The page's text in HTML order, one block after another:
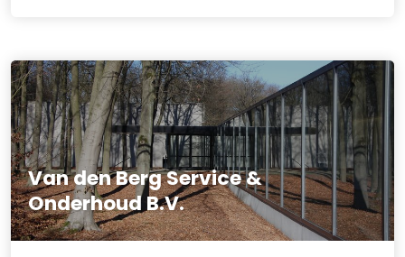
Van den Berg Service &
Onderhoud B.V.